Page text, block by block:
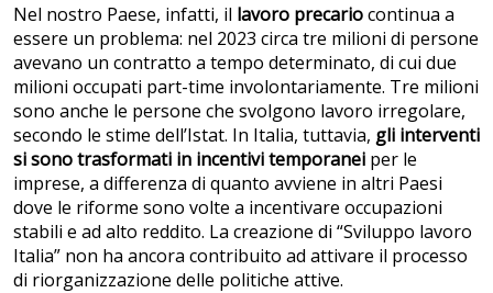
Nel nostro Paese, infatti, il lavoro precariocontinua a
essere un problema: nel 2023 circa tre milioni di persone
avevano un contratto a tempo determinato, di cui due
milioni occupati part-time involontariamente. Tre milioni
sono anche le persone che svolgono lavoro irregolare,
secondo le stime dell’Istat. In Italia, tuttavia, gli interventi
si sono trasformati in incentivi temporanei per le
imprese, a differenza di quanto avviene in altri Paesi
dove le riforme sono volte a incentivare occupazioni
stabili e ad alto reddito. La creazione di “Sviluppo lavoro
Italia” non ha ancora contribuito ad attivare il processo
di riorganizzazione delle politiche attive.